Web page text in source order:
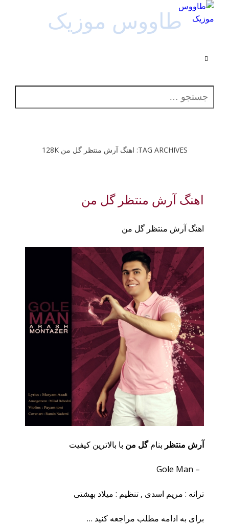
طاووس موزیک
جستجو برای:
TAG ARCHIVES: اهنگ آرش منتظر گل من 128K
اهنگ آرش منتظر گل من
اهنگ آرش منتظر گل من
آرش منتظر بنامگل من با بالاترین کیفیت
– Gole Man
ترانه : مریم اسدی , تنظیم : میلاد بهشتی
برای به ادامه مطلب مراجعه کنید …